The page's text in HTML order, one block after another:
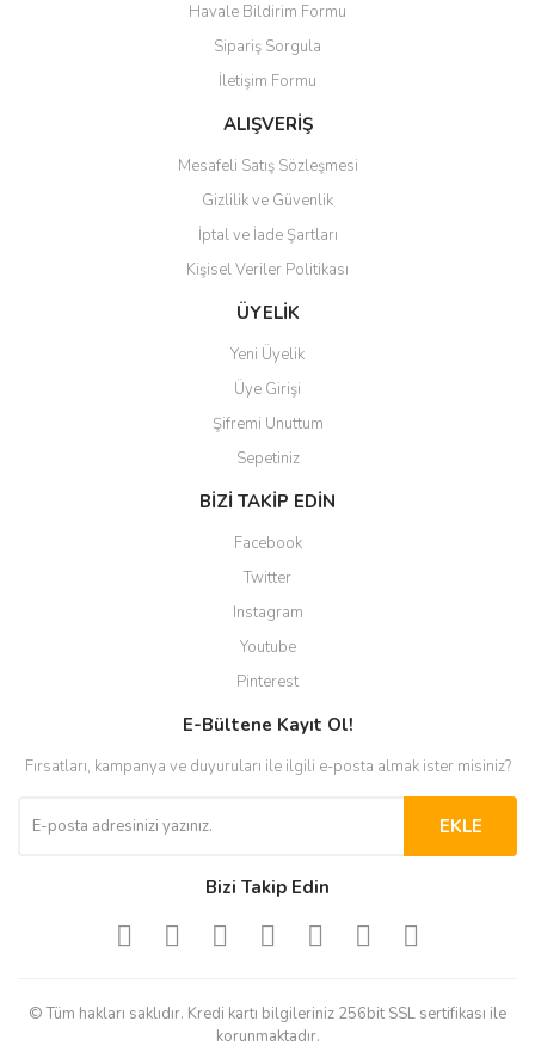
Havale Bildirim Formu
Sipariş Sorgula
İletişim Formu
ALIŞVERİŞ
Mesafeli Satış Sözleşmesi
Gizlilik ve Güvenlik
İptal ve İade Şartları
Kişisel Veriler Politikası
ÜYELİK
Yeni Üyelik
Üye Girişi
Şifremi Unuttum
Sepetiniz
BİZİ TAKİP EDİN
Facebook
Twitter
Instagram
Youtube
Pinterest
E-Bültene Kayıt Ol!
Fırsatları, kampanya ve duyuruları ile ilgili e-posta almak ister misiniz?
EKLE
Bizi Takip Edin
© Tüm hakları saklıdır. Kredi kartı bilgileriniz 256bit SSL sertifikası ile
korunmaktadır.